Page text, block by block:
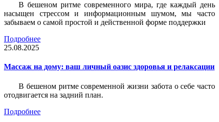
В бешеном ритме современного мира, где каждый день
насыщен стрессом и информационным шумом, мы часто
забываем о самой простой и действенной форме поддержки
Подробнее
25.08.2025
Массаж на дому: ваш личный оазис здоровья и релаксации
В бешеном ритме современной жизни забота о себе часто
отодвигается на задний план.
Подробнее